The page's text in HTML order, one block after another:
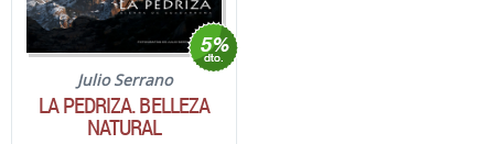
Julio Serrano
LA PEDRIZA. BELLEZA
NATURAL